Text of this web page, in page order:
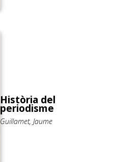
Història del
periodisme
Guillamet, Jaume